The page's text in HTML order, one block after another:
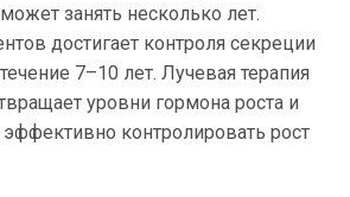
занять несколько лет.
достигает контроля секреции
7–10 лет. Лучевая терапия
уровни гормона роста и
контролировать рост